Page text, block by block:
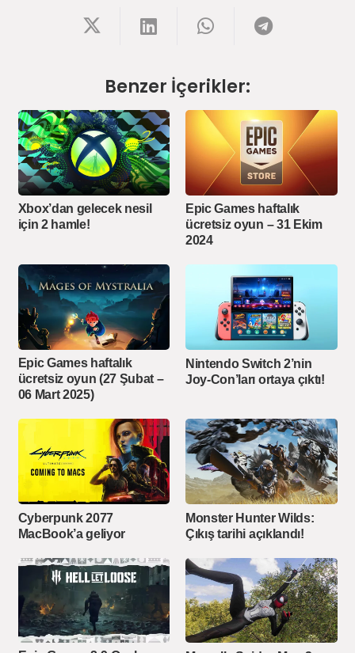
Benzer İçerikler:
Xbox’dan gelecek nesil
için 2 hamle!
Epic Games haftalık
ücretsiz oyun – 31 Ekim
2024
Epic Games haftalık
ücretsiz oyun (27 Şubat –
06 Mart 2025)
Nintendo Switch 2’nin
Joy-Con’ları ortaya çıktı!
Cyberpunk 2077
MacBook’a geliyor
Monster Hunter Wilds:
Çıkış tarihi açıklandı!